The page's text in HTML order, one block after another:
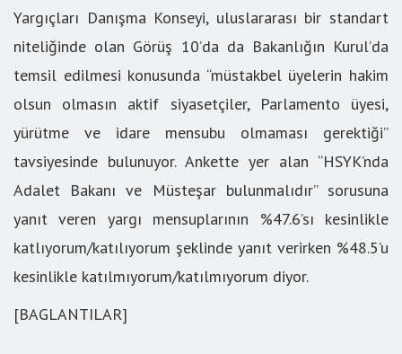
Yargıçları Danışma Konseyi, uluslararası bir standart
niteliğinde olan Görüş 10’da da Bakanlığın Kurul’da
temsil edilmesi konusunda “müstakbel üyelerin hakim
olsun olmasın aktif siyasetçiler, Parlamento üyesi,
yürütme ve idare mensubu olmaması gerektiği”
tavsiyesinde bulunuyor. Ankette yer alan “HSYK’nda
Adalet Bakanı ve Müsteşar bulunmalıdır” sorusuna
yanıt veren yargı mensuplarının %47.6’sı kesinlikle
katlıyorum/katılıyorum şeklinde yanıt verirken %48.5’u
kesinlikle katılmıyorum/katılmıyorum diyor.
[BAGLANTILAR]